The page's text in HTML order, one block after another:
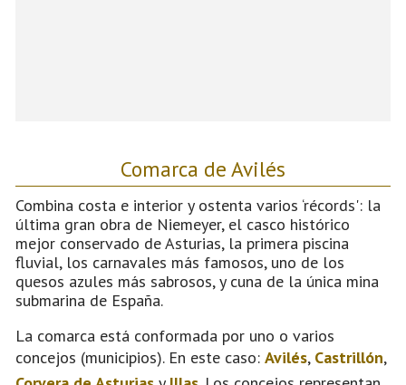
Comarca de Avilés
Combina costa e interior y ostenta varios ‘récords': la
última gran obra de Niemeyer, el casco histórico
mejor conservado de Asturias, la primera piscina
fluvial, los carnavales más famosos, uno de los
quesos azules más sabrosos, y cuna de la única mina
submarina de España.
La comarca está conformada por uno o varios
concejos (municipios). En este caso: Avilés, Castrillón,